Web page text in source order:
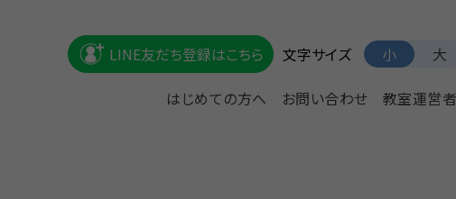
はじめての方へ お問い合わせ 教室運営
LINE友だち登録はこちら 文字サイズ 小 大